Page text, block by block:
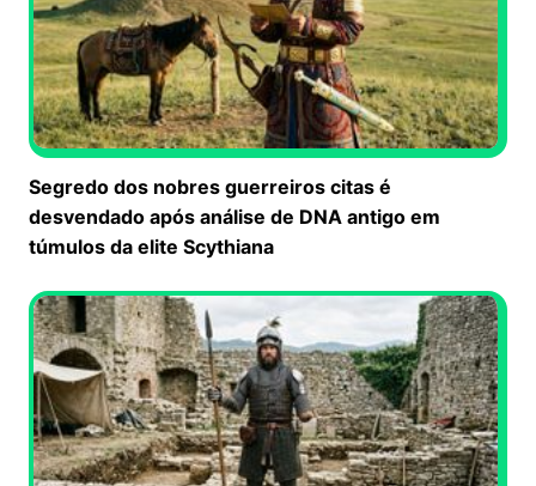
Segredo dos nobres guerreiros citas é
desvendado após análise de DNA antigo em
túmulos da elite Scythiana